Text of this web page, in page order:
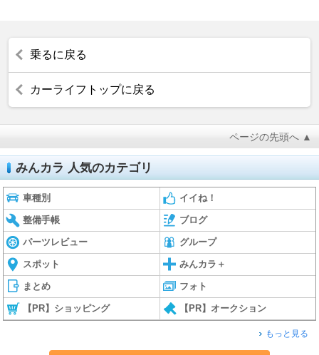
乗るに戻る
カーライフトップに戻る
ページの先頭へ ▲
みんカラ 人気のカテゴリ
車種別 イイね！
整備手帳 ブログ
パーツレビュー グループ
スポット みんカラ＋
まとめ フォト
【PR】ショッピング 【PR】オークション
もっと見る